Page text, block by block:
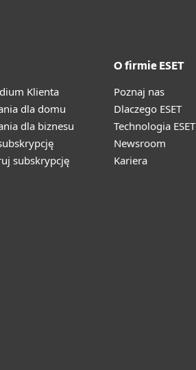
Klienta
dla domu
dla biznesu
subskrypcję
O firmie ESET
Poznaj nas
Dlaczego ESET
Technologia ESET
Newsroom
Kariera